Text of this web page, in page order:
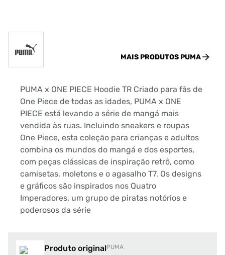
MAIS PRODUTOS PUMA
PUMA x ONE PIECE Hoodie TR Criado para fãs de
One Piece de todas as idades, PUMA x ONE
PIECE está levando a série de mangá mais
vendida às ruas. Incluindo sneakers e roupas
One Piece, esta coleção para crianças e adultos
combina os mundos do mangá e dos esportes,
com peças clássicas de inspiração retrô, como
camisetas, moletons e o agasalho T7. Os designs
e gráficos são inspirados nos Quatro
Imperadores, um grupo de piratas notórios e
poderosos da série
Produto originalPUMA